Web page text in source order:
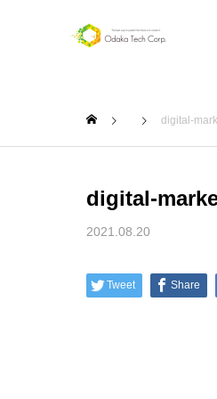
SERVICE
digital-
digital-
2021.08.20
Tweet Share